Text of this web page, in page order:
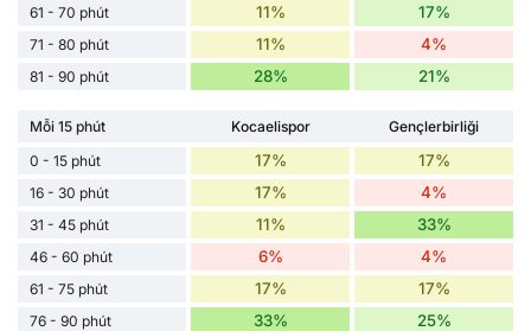
61 - 70 phút 11% 17%
71 - 80 phút 11% 4%
81 - 90 phút 28% 21%
Mỗi 15 phút Kocaelispor
Gençlerbirliği
0 - 15 phút
17% 17%
16 - 30 phút 17% 4%
31 - 45 phút 11% 33%
46 - 60 phút 6% 4%
61 - 75 phút 17% 17%
76 - 90 phút 33% 25%